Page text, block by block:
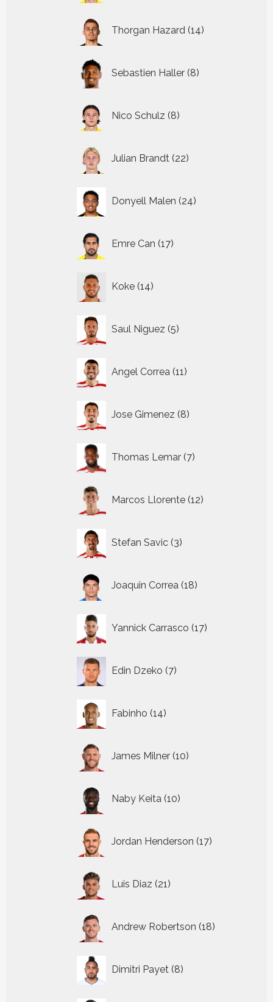
Thorgan Hazard 14
producten
Sebastien Haller 8
producten
Nico Schulz 8
producten
Julian Brandt 22
producten
Donyell Malen 24
producten
Emre Can 17
producten
Koke 14
producten
Saul Niguez 5
producten
Angel Correa 11
producten
Jose Gimenez 8
producten
Thomas Lemar 7
producten
Marcos Llorente 12
producten
Stefan Savic 3
producten
Joaquin Correa 18
producten
Yannick Carrasco 17
producten
Edin Dzeko 7
producten
Fabinho 14
producten
James Milner 10
producten
Naby Keita 10
producten
Jordan Henderson 17
producten
Luis Diaz 21
producten
Andrew Robertson 18
producten
Dimitri Payet 8
producten